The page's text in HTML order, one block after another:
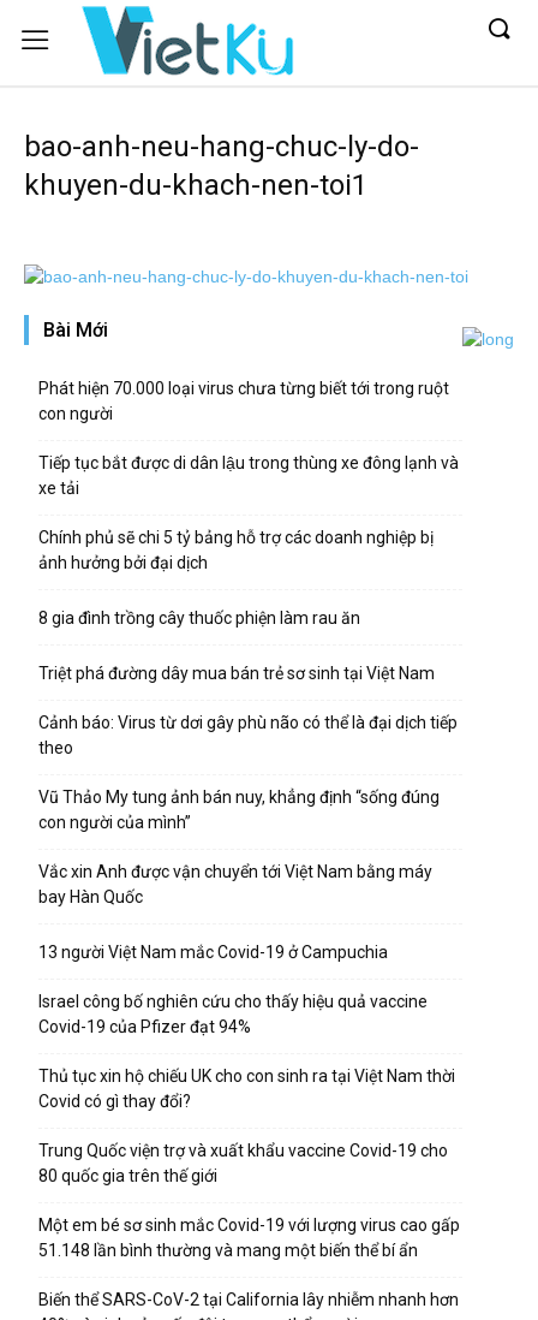
bao-anh-neu-hang-chuc-ly-do-
khuyen-du-khach-nen-toi1
Bài Mới
Phát hiện 70.000 loại virus chưa từng biết tới trong ruột
con người
Tiếp tục bắt được di dân lậu trong thùng xe đông lạnh và
xe tải
Chính phủ sẽ chi 5 tỷ bảng hỗ trợ các doanh nghiệp bị
ảnh hưởng bởi đại dịch
8 gia đình trồng cây thuốc phiện làm rau ăn
Triệt phá đường dây mua bán trẻ sơ sinh tại Việt Nam
Cảnh báo: Virus từ dơi gây phù não có thể là đại dịch tiếp
theo
Vũ Thảo My tung ảnh bán nuy, khẳng định “sống đúng
con người của mình”
Vắc xin Anh được vận chuyển tới Việt Nam bằng máy
bay Hàn Quốc
13 người Việt Nam mắc Covid-19 ở Campuchia
Israel công bố nghiên cứu cho thấy hiệu quả vaccine
Covid-19 của Pfizer đạt 94%
Thủ tục xin hộ chiếu UK cho con sinh ra tại Việt Nam thời
Covid có gì thay đổi?
Trung Quốc viện trợ và xuất khẩu vaccine Covid-19 cho
80 quốc gia trên thế giới
Một em bé sơ sinh mắc Covid-19 với lượng virus cao gấp
51.148 lần bình thường và mang một biến thể bí ẩn
Biến thể SARS-CoV-2 tại California lây nhiễm nhanh hơn